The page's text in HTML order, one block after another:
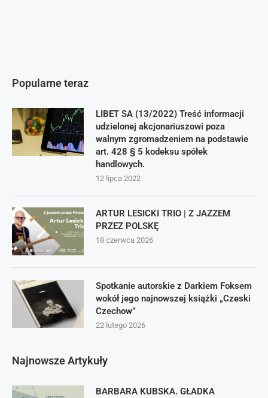
Popularne teraz
LIBET SA (13/2022) Treść informacji
udzielonej akcjonariuszowi poza
walnym zgromadzeniem na podstawie
art. 428 § 5 kodeksu spółek
handlowych.
12 lipca 2022
ARTUR LESICKI TRIO | Z JAZZEM
PRZEZ POLSKĘ
18 czerwca 2026
Spotkanie autorskie z Darkiem Foksem
wokół jego najnowszej książki „Czeski
Czechow”
22 lutego 2026
Najnowsze Artykuły
BARBARA KUBSKA. GŁADKA